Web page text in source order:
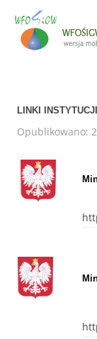
LINKI INSTYTUCJI
Opublikowano: